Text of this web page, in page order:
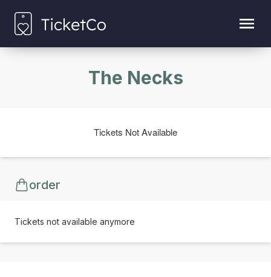
The Necks
Tickets Not Available
order
Tickets not available anymore